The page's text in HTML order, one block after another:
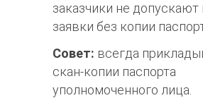
заказчики не допускают
заявки без копии
Совет: всегда
скан-копии паспорта
уполномоченного лица.